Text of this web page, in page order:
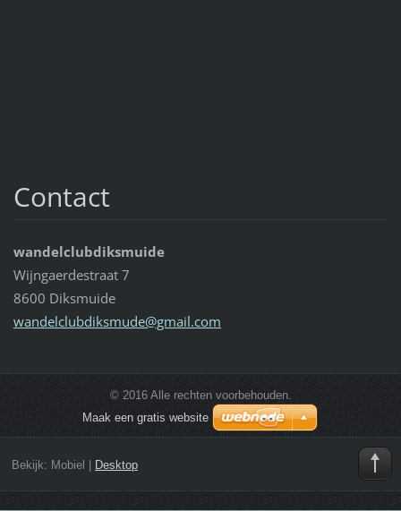
Contact
wandelclubdiksmuide
Wijngaerdestraat 7
8600 Diksmuide
wandelclubdiksmude@gmail.com
© 2016 Alle rechten voorbehouden.
Maak een gratis website
Bekijk: Mobiel Desktop